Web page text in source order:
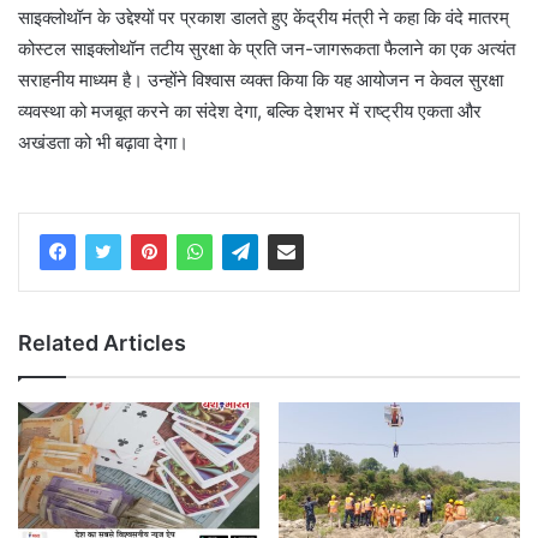
साइक्लोथॉन के उद्देश्यों पर प्रकाश डालते हुए केंद्रीय मंत्री ने कहा कि वंदे मातरम्
कोस्टल साइक्लोथॉन तटीय सुरक्षा के प्रति जन-जागरूकता फैलाने का एक अत्यंत
सराहनीय माध्यम है। उन्होंने विश्वास व्यक्त किया कि यह आयोजन न केवल सुरक्षा
व्यवस्था को मजबूत करने का संदेश देगा, बल्कि देशभर में राष्ट्रीय एकता और
अखंडता को भी बढ़ावा देगा।
Related Articles